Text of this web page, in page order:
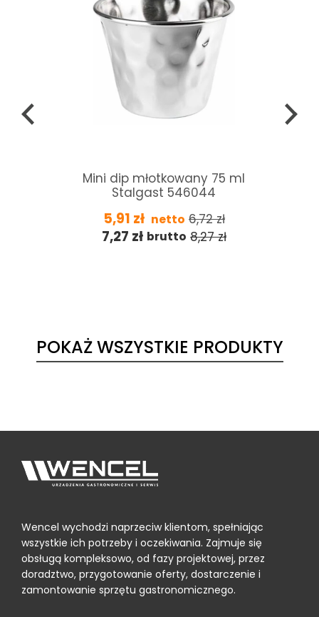
Płyn do nabłyszczania pieca
konwekcyjno-parowego
Convotherm ConvoCare 10L
285,00zł netto 335,29
350,55zł brutto 412,41
POKAŻ WSZYSTKIE PRODUKTY
Wencel wychodzi naprzeciw klientom, spełniając
wszystkie ich potrzeby i oczekiwania. Zajmuje się
obsługą kompleksowo, od fazy projektowej, przez
doradztwo, przygotowanie oferty, dostarczenie i
zamontowanie sprzętu gastronomicznego.